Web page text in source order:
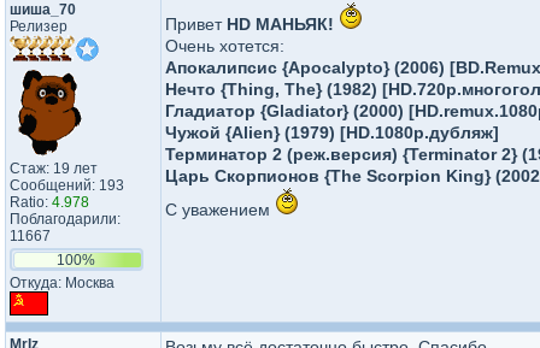
шиша_70
Релизер
Стаж: 19 лет
Сообщений: 193
Ratio: 4.978
Поблагодарили:
11667
100%
Откуда: Москва
Привет HD МАНЬЯК!
Очень хотется:
Апокалипсис {Apocalypto} (2006)
Нечто {Thing, The} (1982)
Гладиатор {Gladiator} (2000)
Чужой {Alien} (1979) [HD.1080p.дубляж]
Терминатор 2 (реж.версия) {Terminator 2}
Царь Cкорпионов {The Scorpion King}
С уважением
MrIz